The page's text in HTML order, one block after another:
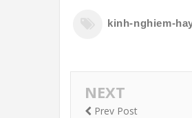
kinh-nghiem-
NEXT
Prev Post